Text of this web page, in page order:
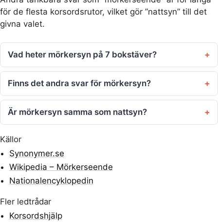
för de flesta korsordsrutor, vilket gör ”nattsyn” till det
givna valet.
Vad heter mörkersyn på 7 bokstäver?
Finns det andra svar för mörkersyn?
Är mörkersyn samma som nattsyn?
Källor
Synonymer.se
Wikipedia – Mörkerseende
Nationalencyklopedin
Fler ledtrådar
Korsordshjälp